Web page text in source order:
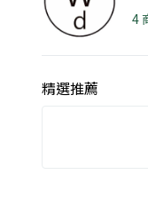
4
精選推薦